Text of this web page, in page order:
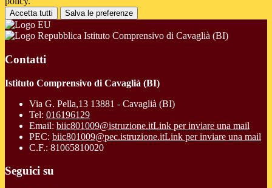
Accetta tutti Salva le preferenze
Istituto Comprensivo di Cavaglià (BI)
Contatti
Istituto Comprensivo di Cavaglià (BI)
Via G. Pella,13 13881 - Cavaglià (BI)
Tel: 016196129
Email: biic801009@istruzione.itLink per inviare una mail
PEC: biic801009@pec.istruzione.itLink per inviare una mail
C.F.: 81065810020
Seguici su